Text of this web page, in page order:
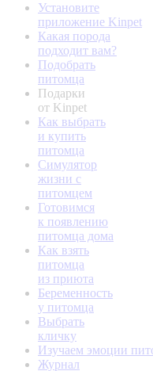
Установите
приложение Kinpet
Какая порода
подходит вам?
Подобрать
питомца
Подарки
от Kinpet
Как выбрать
и купить
питомца
Симулятор
жизни с
питомцем
Готовимся
к появлению
питомца дома
Как взять
питомца
из приюта
Беременность
у питомца
Выбрать
кличку
Изучаем эмоции
Журнал